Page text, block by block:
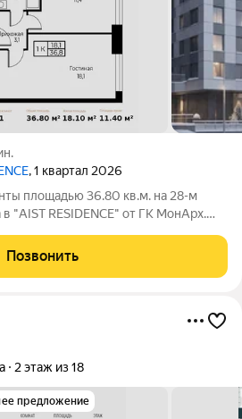
, 1 квартал 2026
площадью 36.80 кв.м. на 28-м
"AIST RESIDENCE" от ГК МонАрх.
динамичной городской жизнью и
Позвонить
2 этаж из 18
предложение